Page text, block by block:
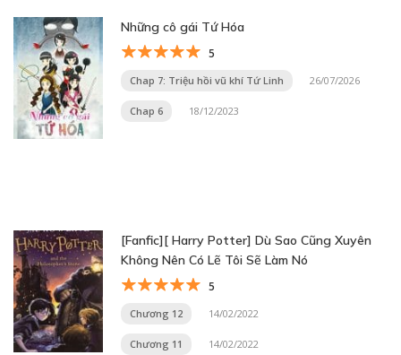
Những cô gái Tứ Hóa
5
Chap 7: Triệu hồi vũ khí Tứ Linh 26/07/2026
Chap 6 18/12/2023
[Fanfic][ Harry Potter] Dù Sao Cũng Xuyên
Không Nên Có Lẽ Tôi Sẽ Làm Nó
5
Chương 12 14/02/2022
Chương 11 14/02/2022